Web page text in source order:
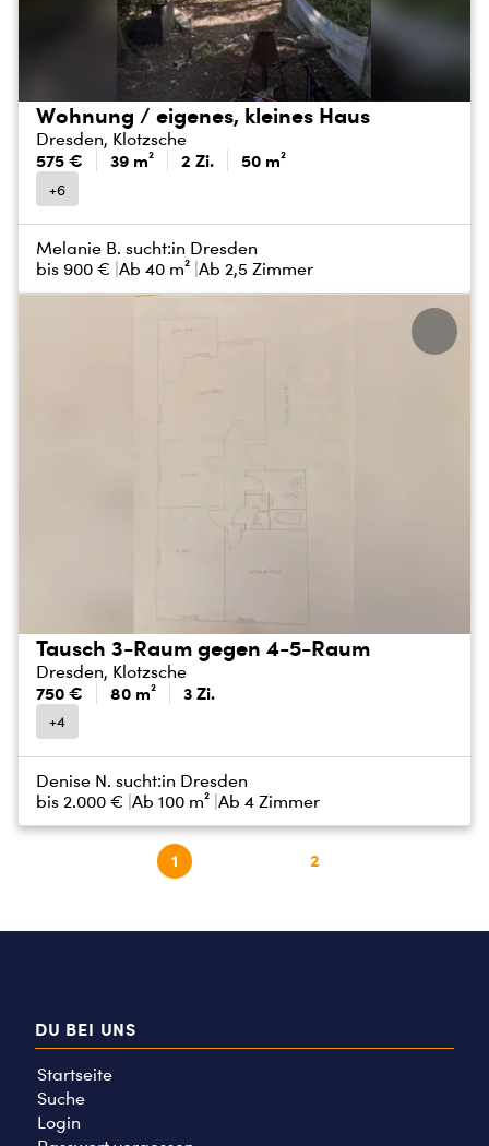
Wohnung / eigenes, kleines Haus
Dresden, Klotzsche
575 € 39 m² 2 Zi. 50 m²
+6
Melanie B. sucht:in Dresden
bis 900 € Ab 40 m² Ab 2,5 Zimmer
Tausch 3-Raum gegen 4-5-Raum
Dresden, Klotzsche
750 € 80 m² 3 Zi.
+4
Denise N. sucht:in Dresden
bis 2.000 € Ab 100 m² Ab 4 Zimmer
1 2
DU BEI UNS
Startseite
Suche
Login